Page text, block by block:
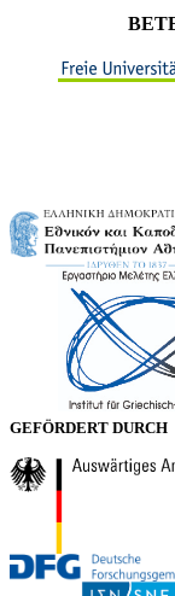
GEFÖRDERT DURCH